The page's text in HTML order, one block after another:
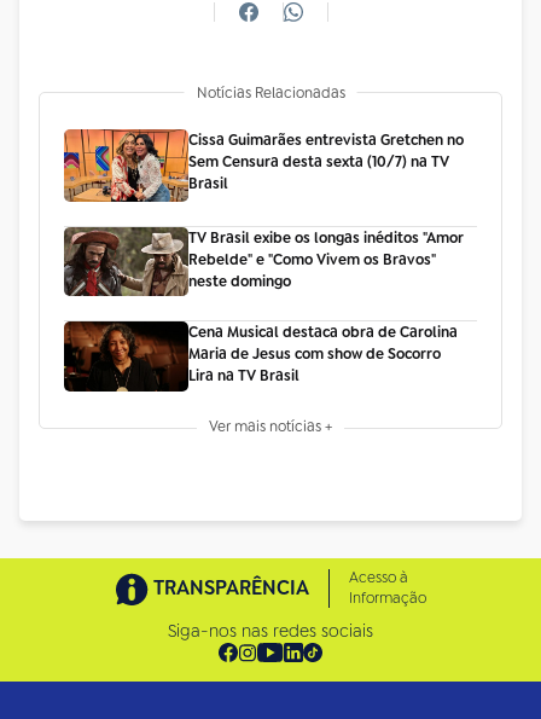
Notícias Relacionadas
Cissa Guimarães entrevista Gretchen no
Sem Censura desta sexta (10/7) na TV
Brasil
TV Brasil exibe os longas inéditos "Amor
Rebelde" e "Como Vivem os Bravos"
neste domingo
Cena Musical destaca obra de Carolina
Maria de Jesus com show de Socorro
Lira na TV Brasil
Ver mais notícias +
TRANSPARÊNCIA
Acesso à
Informação
Siga-nos nas redes sociais